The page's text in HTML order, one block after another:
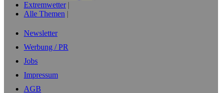
Extremwetter
Alle Themen
Newsletter
Werbung / PR
Jobs
Impressum
AGB